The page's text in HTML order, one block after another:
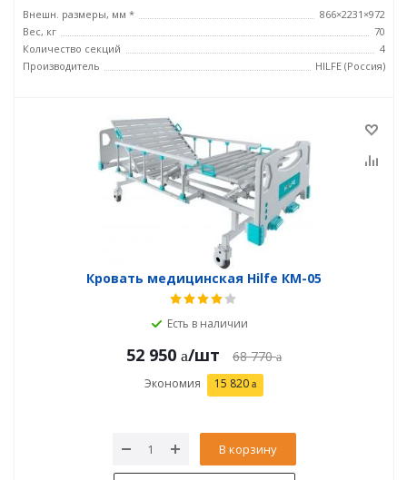
Внешн. размеры, мм *
866×2231×972
Вес, кг
70
Количество секций
4
Производитель
HILFE (Россия)
Кровать медицинская Hilfe КМ-05
Есть в наличии
52 950 /шт 68 770
Экономия 15 820
В корзину